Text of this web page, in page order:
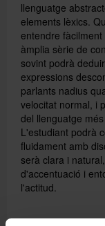
llenguatge
elements lèxics.
entendre
àmplia sèrie de
sovint podrà
expressions
parlants nadius
velocitat normal, i
del llenguatge
L'estudiant podrà
fluidament amb
serà clara i
d'accentuació i
l'actitud.